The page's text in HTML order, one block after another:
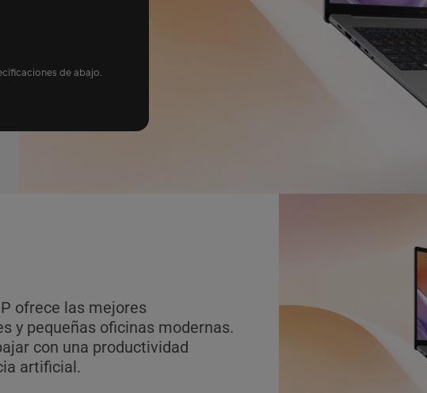
de abajo.
ofrece las mejores
y pequeñas oficinas modernas.
con una productividad
artificial.